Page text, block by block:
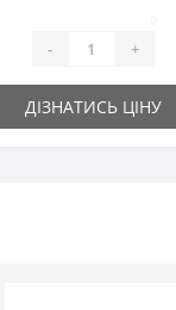
- +
ДІЗНАТИСЬ ЦІНУ